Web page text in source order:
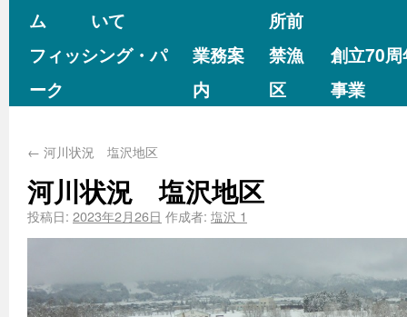
ム
いて
所前
フィッシング・パ
ーク
業務案
内
禁漁
区
創立70
事業
← 河川状況 塩沢地区
河川状況 塩沢地区
投稿日: 2023年2月26日 作成者: 塩沢 1